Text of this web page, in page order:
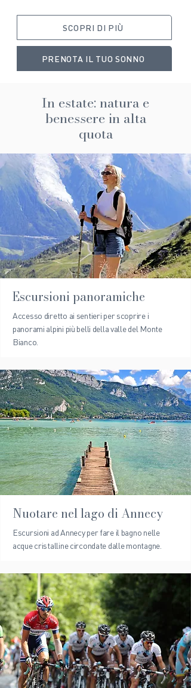
SCOPRI DI PIÙ
PRENOTA IL TUO SONNO
In estate: natura e
benessere in alta
quota
Escursioni panoramiche
Accesso diretto ai sentieri per scoprire i
panorami alpini più belli della valle del Monte
Bianco.
Nuotare nel lago di Annecy
Escursioni ad Annecy per fare il bagno nelle
acque cristalline circondate dalle montagne.